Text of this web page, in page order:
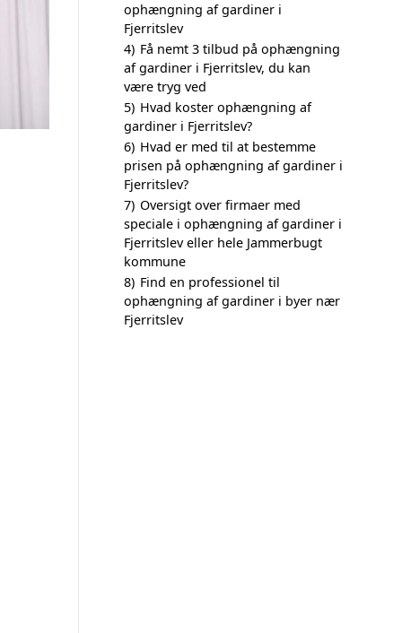
ophængning af gardiner i
Fjerritslev
4) Få nemt 3 tilbud på ophængning
af gardiner i Fjerritslev, du kan
være tryg ved
5) Hvad koster ophængning af
gardiner i Fjerritslev?
6) Hvad er med til at bestemme
prisen på ophængning af gardiner i
Fjerritslev?
7) Oversigt over firmaer med
speciale i ophængning af gardiner i
Fjerritslev eller hele Jammerbugt
kommune
8) Find en professionel til
ophængning af gardiner i byer nær
Fjerritslev